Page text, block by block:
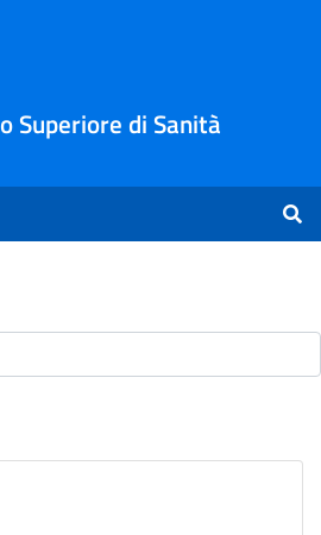
Superiore di Sanità
Ricerca -